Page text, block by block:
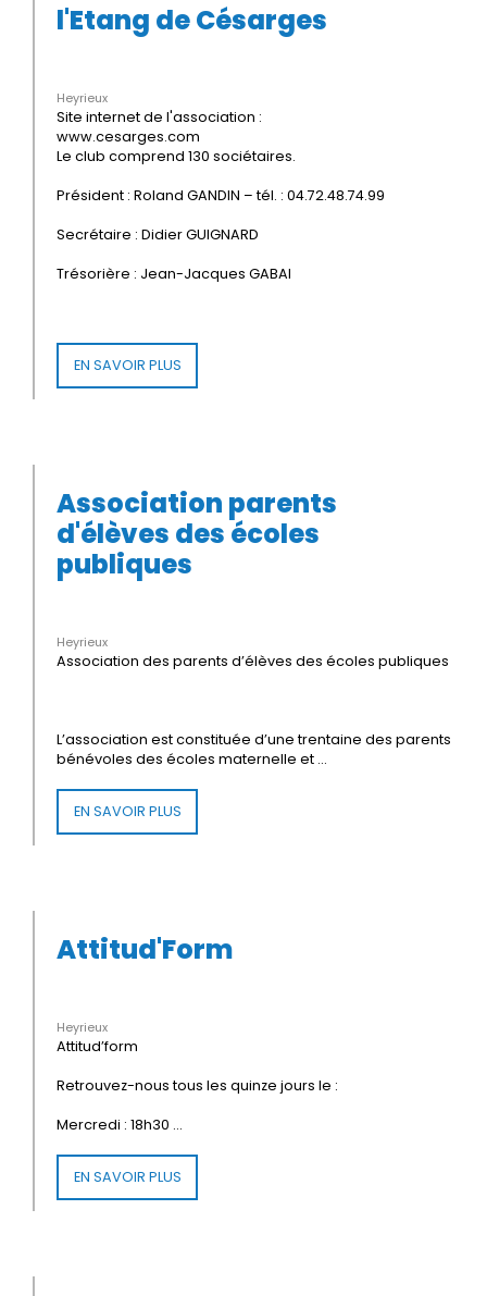
l'Etang de Césarges
Heyrieux
Site internet de l'association :
www.cesarges.com
Le club comprend 130 sociétaires.
Président : Roland GANDIN – tél. : 04.72.48.74.99
Secrétaire : Didier GUIGNARD
Trésorière : Jean-Jacques GABAI
EN SAVOIR PLUS
Association parents
d'élèves des écoles
publiques
Heyrieux
Association des parents d’élèves des écoles publiques
L’association est constituée d’une trentaine des parents
bénévoles des écoles maternelle et ...
EN SAVOIR PLUS
Attitud'Form
Heyrieux
Attitud’form
Retrouvez-nous tous les quinze jours le :
Mercredi : 18h30 ...
EN SAVOIR PLUS